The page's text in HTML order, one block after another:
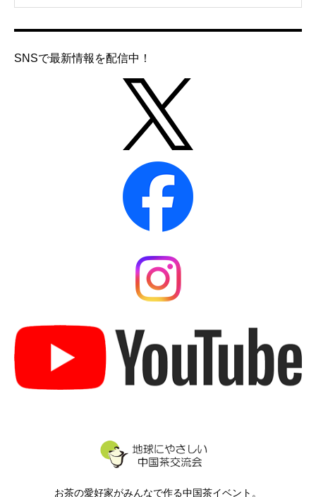
SNSで最新情報を配信中！
お茶の愛好家がみんなで作る中国茶イベント。